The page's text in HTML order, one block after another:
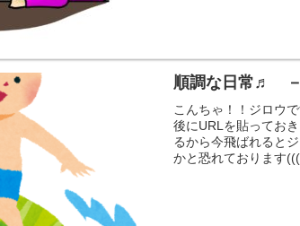
順調な日常♬ －
こんちゃ！！ジロウ
後にURLを貼ってお
るから今飛ばれると
かと恐れております